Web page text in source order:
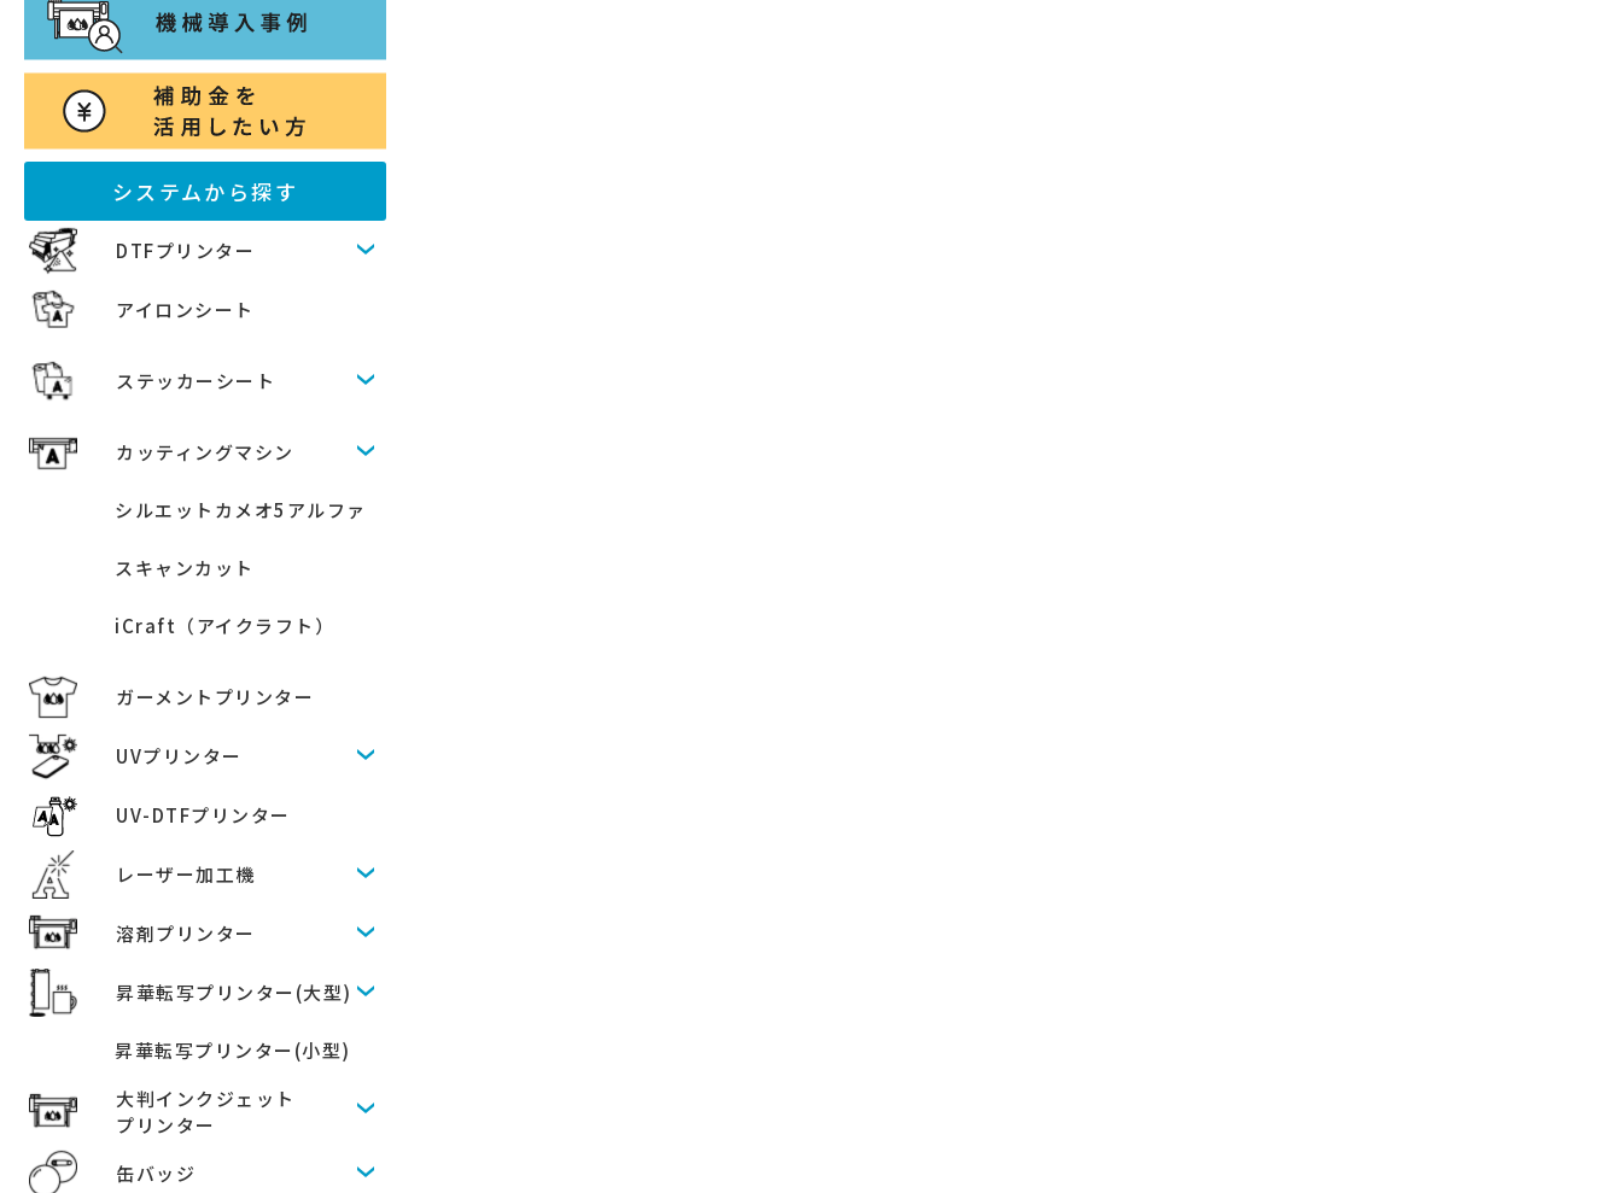
システムから探す
DTFプリンター
アイロンシート
ステッカーシート
カッティングマシン
シルエットカメオ5アルファ
スキャンカット
iCraft（アイクラフト）
ガーメントプリンター
UVプリンター
UV-DTFプリンター
レーザー加工機
溶剤プリンター
昇華転写プリンター(大型)
昇華転写プリンター(小型)
大判インクジェット
プリンター
缶バッジ